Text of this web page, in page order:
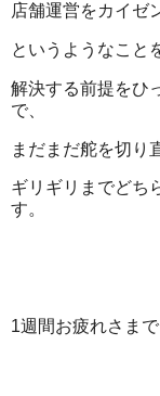
店舗運営をカイゼ
というようなこと
解決する前提をひ
で、
まだまだ舵を切り
ギリギリまでどち
す。
1週間お疲れさまで